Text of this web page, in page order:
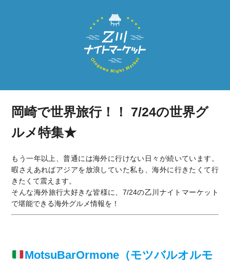
岡崎で世界旅行！！ 7/24の世界グ
ルメ特集★
もう一年以上、普通には海外に行けない日々が続いています。
暇さえあればアジアを放浪していた私も、海外に行きたくて行
きたくて震えます。
そんな海外旅行大好きな皆様に、7/24の乙川ナイトマーケット
で堪能できる海外グルメ情報を！
MotsuBarOrmone（モツバルオルモ